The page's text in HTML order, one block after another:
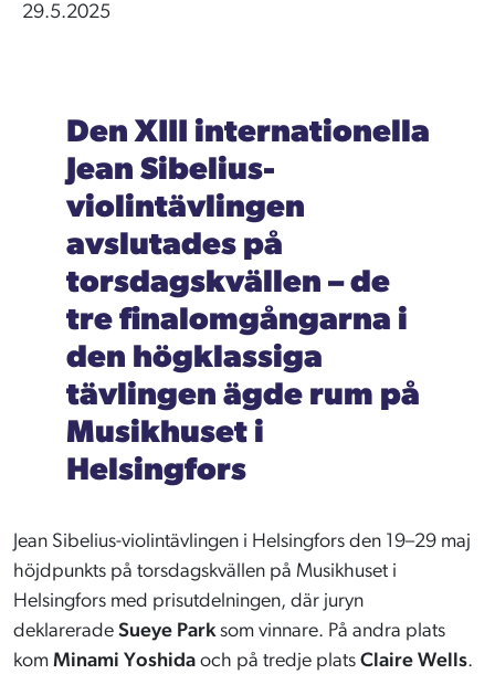
29.5.2025
Den XIII internationella
Jean Sibelius-
violintävlingen
avslutades på
torsdagskvällen – de
tre finalomgångarna i
den högklassiga
tävlingen ägde rum på
Musikhuset i
Helsingfors
Jean Sibelius-violintävlingen i Helsingfors den 19–29 maj
höjdpunkts på torsdagskvällen på Musikhuset i
Helsingfors med prisutdelningen, där juryn
deklarerade Sueye Parksom vinnare. På andra plats
kom Minami Yoshida och på tredje plats Claire Wells.